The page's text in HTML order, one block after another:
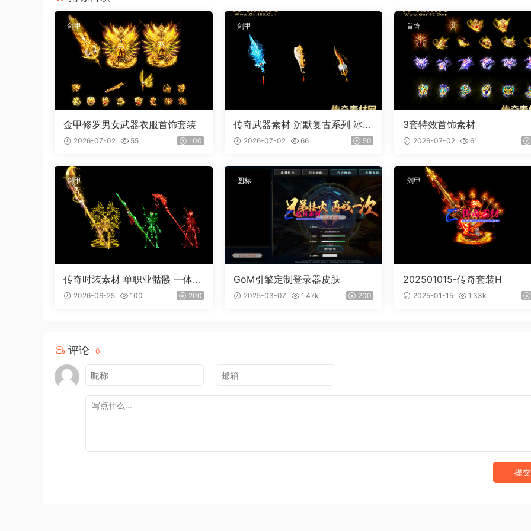
剑甲
金甲修罗男女武器衣服首饰套装
2026-07-02 55 100
剑甲
传奇武器素材 沉默复古系列 冰魄
屠刀 内外观齐全 PNG素材 3把
2026-07-02 66 50
首饰
3套特效首饰素材
2026-07-02 61
剑甲
传奇时装素材 单职业骷髅 一体时
装 2026-06-25 100 200
图标
GoM引擎定制登录器皮肤
2025-03-07 1.47k 200
剑甲
202501015-传奇套装H
2025-01-15 1.33k
评论 0
提交